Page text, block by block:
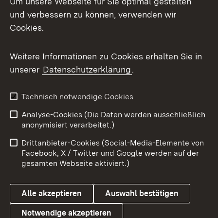
Facebook
X / Twitter
Youtube
Impressum
Kontakt
Barrierefreiheit
Datenschutz
Cookies
und verbessern zu können, verwenden wir
Cookies.
Weitere Informationen zu Cookies erhalten Sie in
unserer Datenschutzerklärung.
Technisch notwendige Cookies
Analyse-Cookies (Die Daten werden ausschließlich
anonymisiert verarbeitet.)
Drittanbieter-Cookies (Social-Media-Elemente von
Facebook, X / Twitter und Google werden auf der
gesamten Webseite aktiviert.)
Alle akzeptieren Auswahl bestätigen
Notwendige akzeptieren